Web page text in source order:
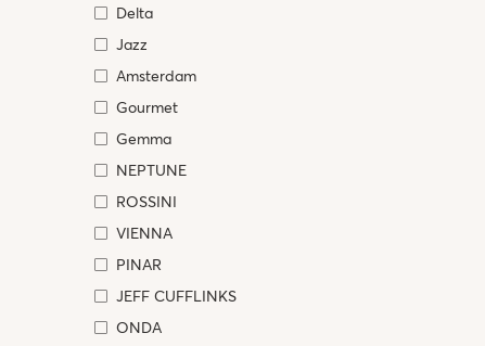
Delta
Jazz
Amsterdam
Gourmet
Gemma
NEPTUNE
ROSSINI
VIENNA
PINAR
JEFF CUFFLINKS
ONDA